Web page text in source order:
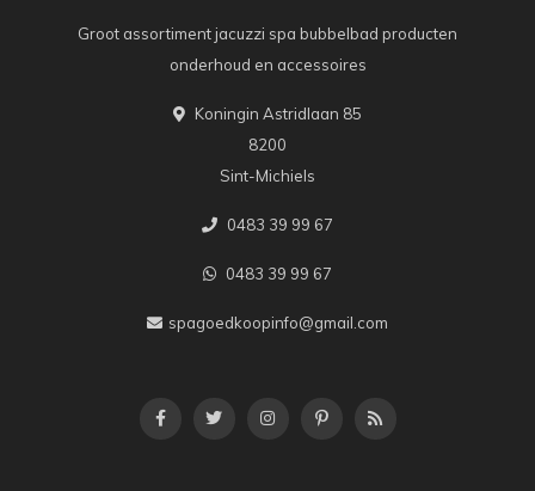
Groot assortiment jacuzzi spa bubbelbad producten
onderhoud en accessoires
Koningin Astridlaan 85
8200
Sint-Michiels
0483 39 99 67
0483 39 99 67
spagoedkoopinfo@gmail.com